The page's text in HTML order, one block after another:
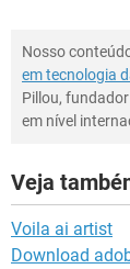
Nosso
em tecnologia
Pillou,
em nível
Veja
Voila ai artist
Download